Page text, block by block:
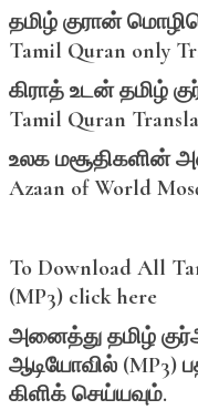
தமிழ் குரான்
Tamil Quran only
கிராத் உடன் தமிழ்
Tamil Quran
உலக மசூதிகளின்
Azaan of World
To Download All
(MP3) click here
அனைத்து தமிழ்
ஆடியோவில் (MP3)
கிளிக் செய்யவும்.